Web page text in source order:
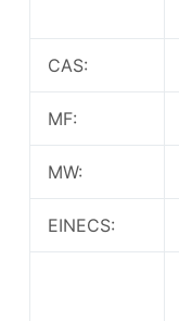
CAS:
MF:
MW:
EINECS: